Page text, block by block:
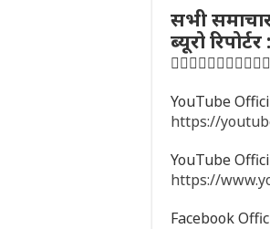
सभी
ब्यूरो
YouTube
https://
YouTube
https://
Facebook